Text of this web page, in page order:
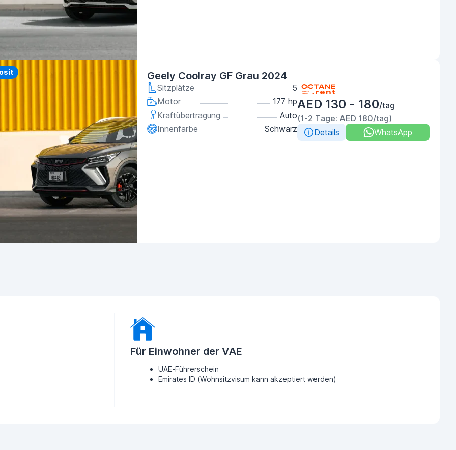
Geely Coolray GF Grau 2024
Sitzplätze
5
Motor
177 hp
Kraftübertragung
Auto
Innenfarbe
Schwarz
AED 130 - 180/tag
(1-2 Tage: AED 180/tag)
Details
WhatsApp
Für Einwohner der VAE
UAE-Führerschein
Emirates ID (Wohnsitzvisum kann akzeptiert werden)